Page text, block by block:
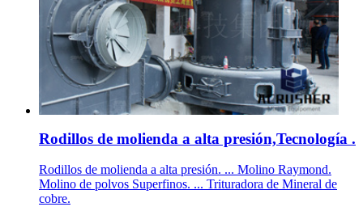
Rodillos de molienda a alta presión,Tecnología .
Rodillos de molienda a alta presión. ... Molino Raymond.
Molino de polvos Superfinos. ... Trituradora de Mineral de
cobre.